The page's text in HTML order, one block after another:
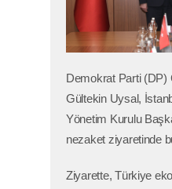
Demokrat Parti (DP)
Gültekin Uysal,
Yönetim Kurulu
nezaket ziyaretinde
Ziyarette, Türkiye